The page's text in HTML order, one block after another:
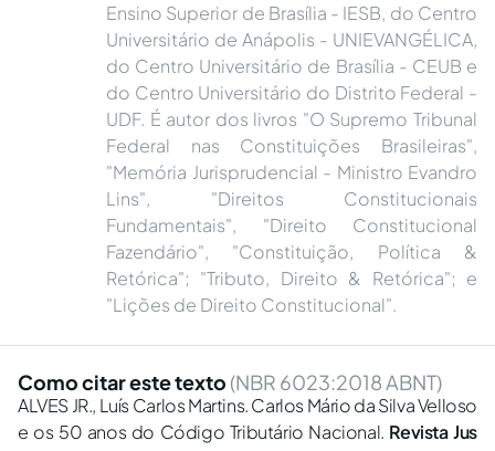
Ensino Superior de Brasília - IESB, do Centro
Universitário de Anápolis - UNIEVANGÉLICA,
do Centro Universitário de Brasília - CEUB e
do Centro Universitário do Distrito Federal -
UDF. É autor dos livros "O Supremo Tribunal
Federal nas Constituições Brasileiras",
"Memória Jurisprudencial - Ministro Evandro
Lins", "Direitos Constitucionais
Fundamentais", "Direito Constitucional
Fazendário", "Constituição, Política &
Retórica"; "Tributo, Direito & Retórica"; e
"Lições de Direito Constitucional".
Como citar este texto (NBR 6023:2018 ABNT)
ALVES JR., Luís Carlos Martins. Carlos Mário da Silva Velloso
e os 50 anos do Código Tributário Nacional. Revista Jus